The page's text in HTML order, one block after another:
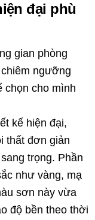
đại phù
gian phòng
ngưỡng
chọn cho mình
kế hiện đại,
thất đơn giản
trọng. Phần
như vàng, mạ
sơn này vừa
độ bền theo thời